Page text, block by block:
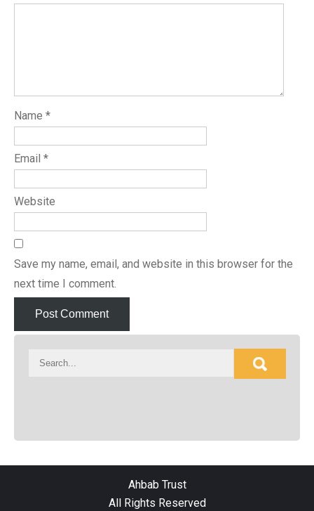
Name *
Email *
Website
Save my name, email, and website in this browser for the
next time I comment.
Ahbab Trust
All Rights Reserved